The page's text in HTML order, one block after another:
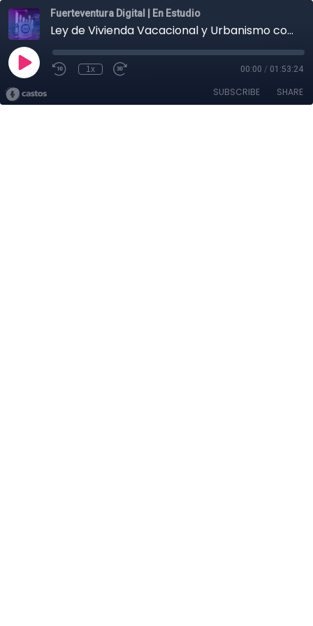
Fuerteventura Digital | En Estudio
Ley de Vivienda Vacacional y Urbanismo con SOS Fuerteventura Sostenible | En Estudio
1x 00:00 / 01:53:24
SUBSCRIBE SHARE